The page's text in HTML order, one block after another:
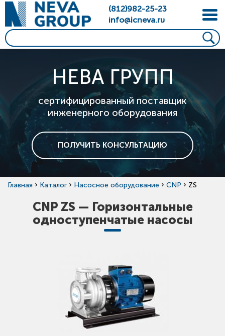
(812)982-25-23
info@icneva.ru
НЕВА ГРУПП
сертифицированный поставщик
инженерного оборудования
ПОЛУЧИТЬ КОНСУЛЬТАЦИЮ
Главная › Каталог › Насосное оборудование › CNP › ZS
CNP ZS — Горизонтальные
одноступенчатые насосы